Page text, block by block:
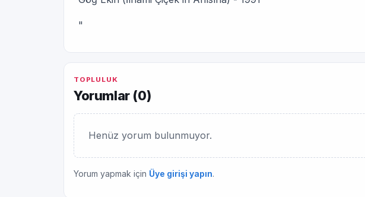
"
TOPLULUK
Yorumlar (0)
Henüz yorum bulunmuyor.
Yorum yapmak için Üye girişi yapın.